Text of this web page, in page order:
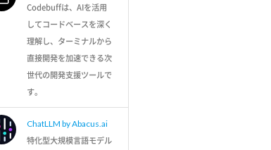
Codebuffは、AIを活用
してコードベースを深く
理解し、ターミナルから
直接開発を加速できる次
世代の開発支援ツールで
す。
ChatLLM by Abacus.ai
特化型大規模言語モデル